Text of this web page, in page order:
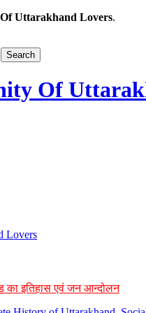
Uttarakhand Lovers.
Of
Lovers
का इतिहास एवं जन आन्दोलन